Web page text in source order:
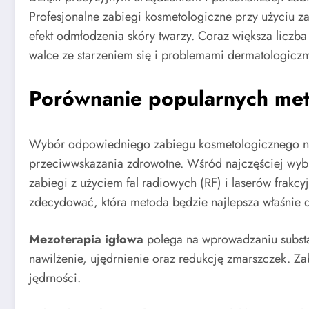
Profesjonalne zabiegi kosmetologiczne przy użyciu
efekt odmłodzenia skóry twarzy. Coraz większa
walce ze starzeniem się i problemami
Porównanie popularnych
Wybór odpowiedniego zabiegu kosmetologicznego
przeciwwskazania zdrowotne. Wśród najczęściej
zabiegi z użyciem fal radiowych (RF) i laserów
zdecydować, która metoda będzie najlepsza właśnie
Mezoterapia igłowa polega na wprowadzaniu
nawilżenie, ujędrnienie oraz redukcję zmarszczek.
jędrności.